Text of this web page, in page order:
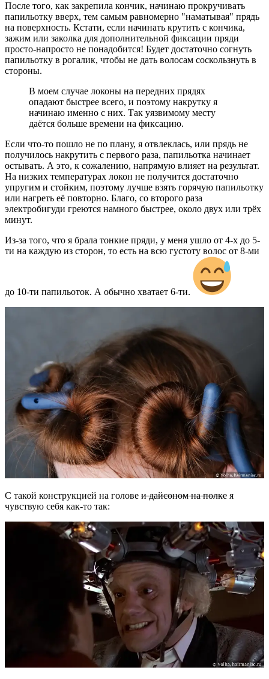
После того, как закрепила кончик, начинаю прокручивать
папильотку вверх, тем самым равномерно "наматывая" прядь
на поверхность. Кстати, если начинать крутить с кончика,
зажим или заколка для дополнительной фиксации пряди
просто-напросто не понадобится! Будет достаточно согнуть
папильотку в рогалик, чтобы не дать волосам соскользнуть в
стороны.
В моем случае локоны на передних прядях
опадают быстрее всего, и поэтому накрутку я
начинаю именно с них. Так уязвимому месту
даётся больше времени на фиксацию.
Если что-то пошло не по плану, я отвлеклась, или прядь не
получилось накрутить с первого раза, папильотка начинает
остывать. А это, к сожалению, напрямую влияет на результат.
На низких температурах локон не получится достаточно
упругим и стойким, поэтому лучше взять горячую папильотку
или нагреть её повторно. Благо, со второго раза
электробигуди греются намного быстрее, около двух или трёх
минут.
Из-за того, что я брала тонкие пряди, у меня ушло от 4-х до 5-
ти на каждую из сторон, то есть на всю густоту волос от 8-ми
до 10-ти папильоток. А обычно хватает 6-ти.
С такой конструкцией на голове и дайсоном на полке я
чувствую себя как-то так: